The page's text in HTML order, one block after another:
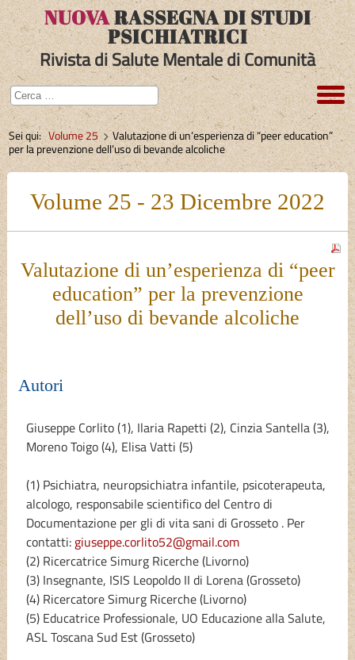
NUOVARASSEGNA DI STUDI
PSICHIATRICI
Rivista di Salute Mentale di Comunità
Sei qui:Volume 25
Valutazione di un’esperienza di “peer education”
per la prevenzione dell’uso di bevande alcoliche
Volume 25 - 23 Dicembre 2022
Valutazione di un’esperienza di “peer
education” per la prevenzione
dell’uso di bevande alcoliche
Autori
Giuseppe Corlito(1), Ilaria Rapetti (2), Cinzia Santella(3),
Moreno Toigo(4), Elisa Vatti (5)
(1) Psichiatra, neuropsichiatra infantile, psicoterapeuta,
alcologo, responsabile scientifico del Centro di
Documentazione per gli di vita sani di Grosseto . Per
contatti: giuseppe.corlito52@gmail.com
(2) Ricercatrice Simurg Ricerche (Livorno)
(3) Insegnante, ISIS Leopoldo II di Lorena (Grosseto)
(4) Ricercatore Simurg Ricerche (Livorno)
(5) Educatrice Professionale, UO Educazione alla Salute,
ASL Toscana Sud Est (Grosseto)